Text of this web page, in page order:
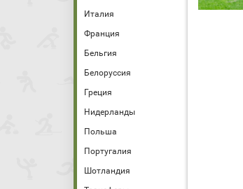
Италия
Франция
Бельгия
Белоруссия
Греция
Нидерланды
Польша
Португалия
Шотландия